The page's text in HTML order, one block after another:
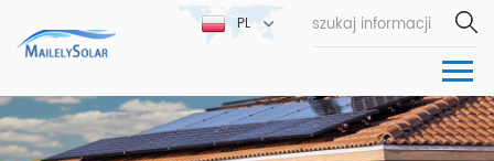
PL